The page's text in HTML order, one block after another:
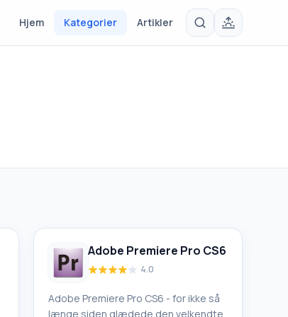
Hjem Kategorier Artikler
Adobe Premiere Pro CS6
4.0
Adobe Premiere Pro CS6 - for ikke så
længe siden glædede den velkendte